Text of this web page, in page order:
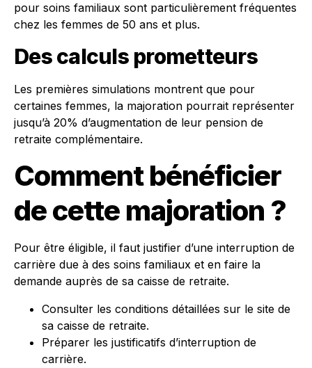
pour soins familiaux sont particulièrement fréquentes
chez les femmes de 50 ans et plus.
Des calculs prometteurs
Les premières simulations montrent que pour
certaines femmes, la majoration pourrait représenter
jusqu’à 20% d’augmentation de leur pension de
retraite complémentaire.
Comment bénéficier
de cette majoration ?
Pour être éligible, il faut justifier d’une interruption de
carrière due à des soins familiaux et en faire la
demande auprès de sa caisse de retraite.
Consulter les conditions détaillées sur le site de
sa caisse de retraite.
Préparer les justificatifs d’interruption de
carrière.